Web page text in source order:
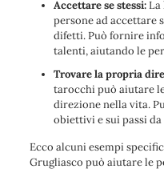
Accettare se stessi:La
persone ad accettare
difetti. Può fornire
talenti, aiutando le
Trovare la propria
tarocchi può aiutare
direzione nella vita.
obiettivi e sui passi
Ecco alcuni esempi
Grugliasco può aiutare le